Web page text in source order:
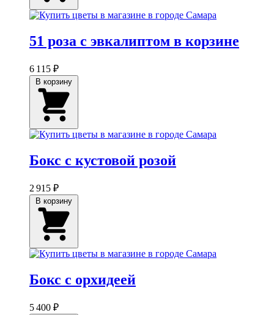
51 роза с эвкалиптом в корзине
6 115 ₽
Бокс с кустовой розой
2 915 ₽
Бокс с орхидеей
5 400 ₽